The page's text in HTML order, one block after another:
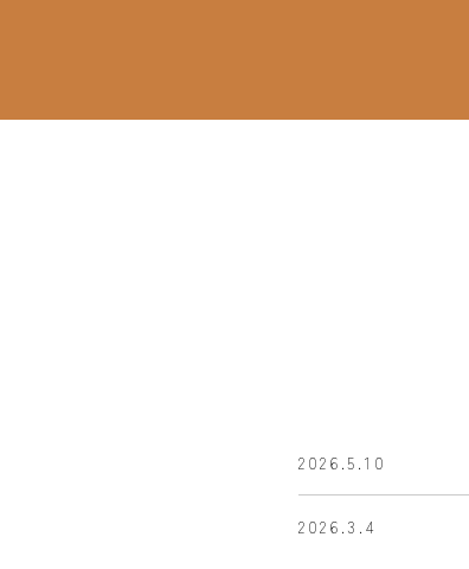
2026.5.10
2026.3.4